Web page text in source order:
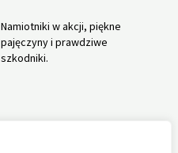
Namiotniki w akcji, piękne
pajęczyny i prawdziwe
szkodniki.